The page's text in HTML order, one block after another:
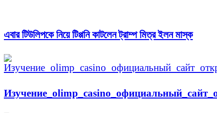
এবার টিউলিপকে নিয়ে টিপ্পনি কাটলেন ট্রাম্প মিত্র ইলন মাস্ক